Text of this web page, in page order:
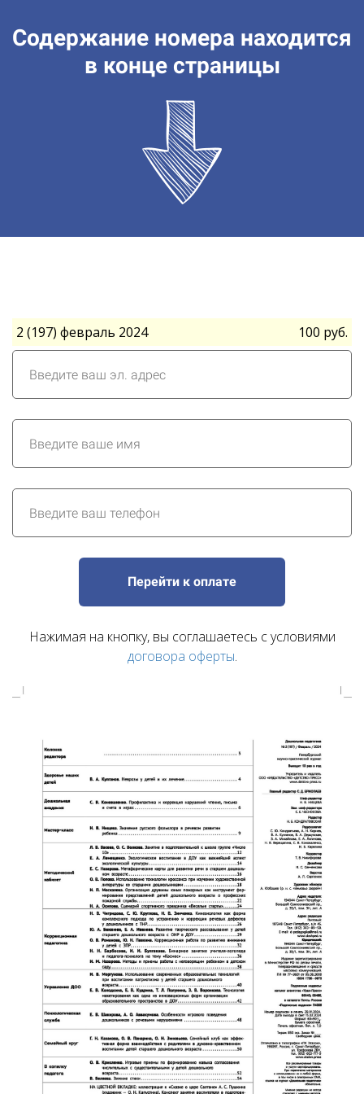
Содержание номера находится
в конце страницы
2 (197) февраль 2024 100 руб.
Перейти к оплате
Нажимая на кнопку, вы соглашаетесь с условиями
договора оферты.